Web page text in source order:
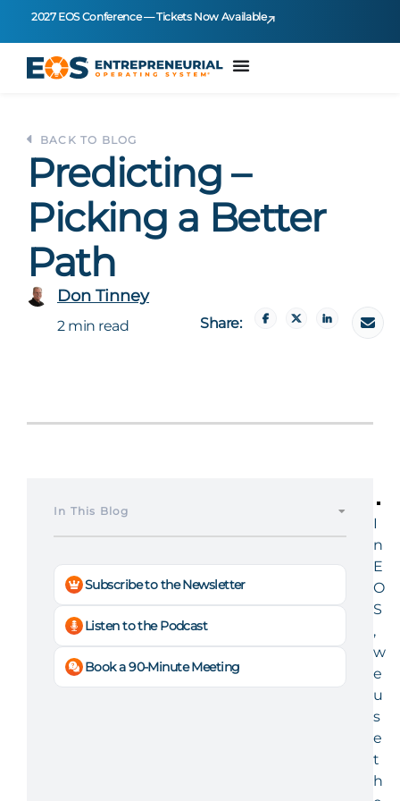
2027 EOS Conference — Tickets Now Available
BACK TO BLOG
Predicting –
Picking a Better
Path
Don Tinney
2 min read Share:
In This Blog
Subscribe to the Newsletter
Listen to the Podcast
Book a 90-Minute Meeting
I
n
E
O
S
,
w
e
u
s
e
t
h